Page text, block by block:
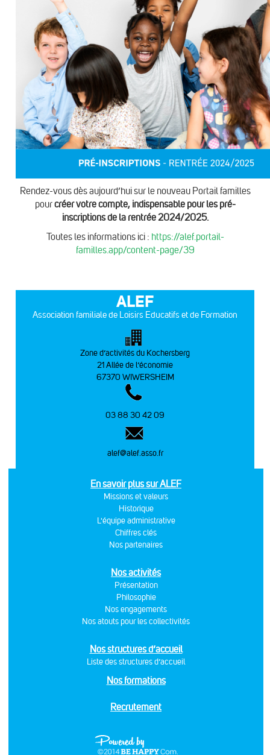
Rendez-vous dès aujourd’hui sur le nouveau Portail familles
pourcréer votre compte, indispensable pour les pré-
inscriptions de la rentrée 2024/2025.
Toutes les informations ici : https://alef.portail-
familles.app/content-page/39
ALEF
Association familiale de Loisirs Educatifs et de Formation
Zone d’activités du Kochersberg
21 Allée de l’économie
67370 WIWERSHEIM
03 88 30 42 09
alef@alef.asso.fr
En savoir plus sur ALEF
Missions et valeurs
Historique
L'équipe administrative
Chiffres clés
Nos partenaires
Nos activités
Présentation
Philosophie
Nos engagements
Nos atouts pour les collectivités
Nos structures d’accueil
Liste des structures d’accueil
Nos formations
Recrutement